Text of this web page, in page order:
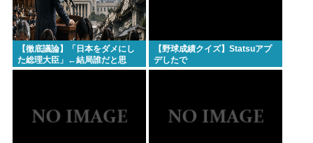
【徹底議論】「日本をダメにし
た総理大臣」←結局誰だと思
う？
【野球成績クイズ】Statsuアプ
デしたで